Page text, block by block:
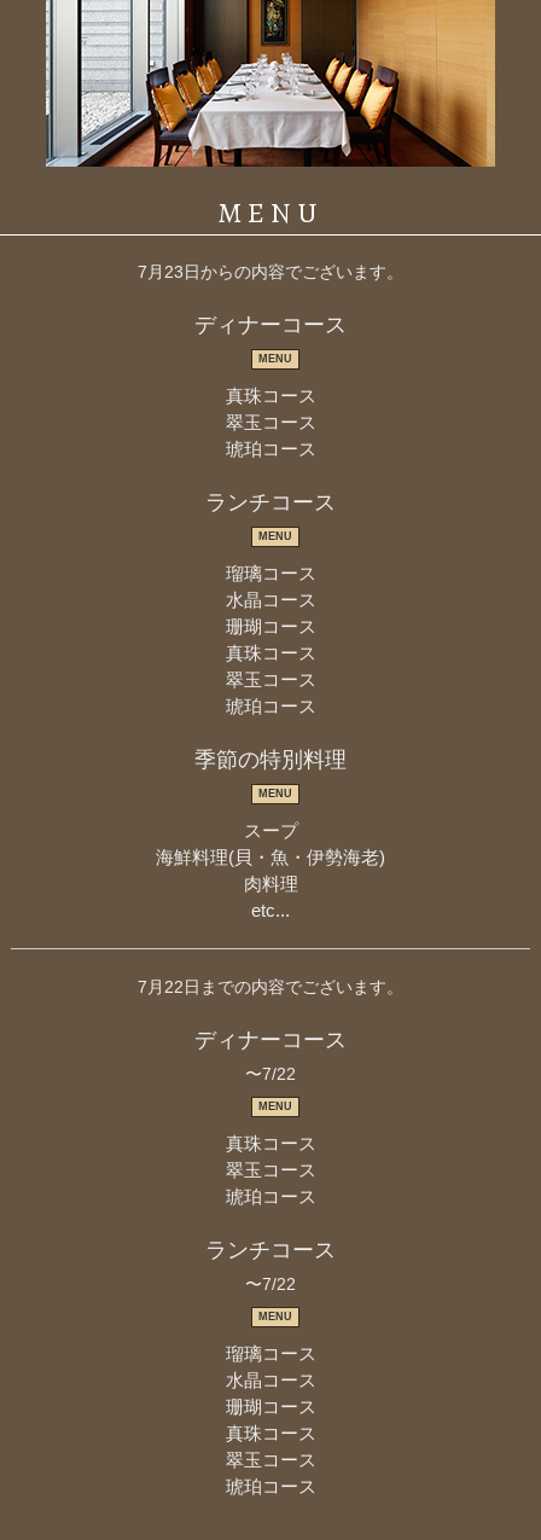
MENU
7月23日からの内容でございます。
ディナーコース
MENU
真珠コース
翠玉コース
琥珀コース
ランチコース
MENU
瑠璃コース
水晶コース
珊瑚コース
真珠コース
翠玉コース
琥珀コース
季節の特別料理
MENU
スープ
海鮮料理(貝・魚・伊勢海老)
肉料理
etc...
7月22日までの内容でございます。
ディナーコース
〜7/22
MENU
真珠コース
翠玉コース
琥珀コース
ランチコース
〜7/22
MENU
瑠璃コース
水晶コース
珊瑚コース
真珠コース
翠玉コース
琥珀コース